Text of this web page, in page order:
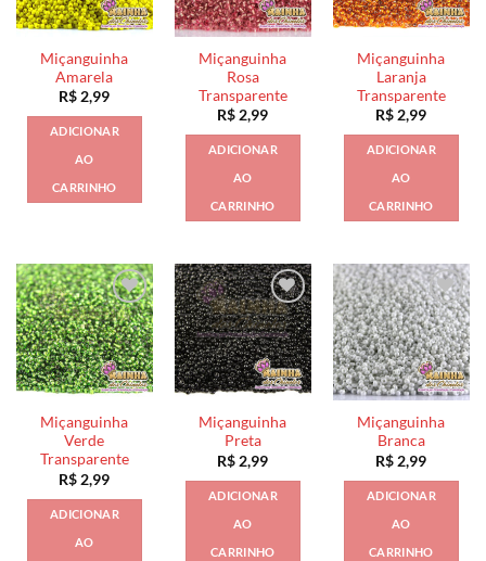
Miçanguinha
Amarela
R$ 2,99
ADICIONAR
AO
CARRINHO
Miçanguinha
Rosa
Transparente
R$ 2,99
ADICIONAR
AO
CARRINHO
Miçanguinha
Laranja
Transparente
R$ 2,99
ADICIONAR
AO
CARRINHO
Miçanguinha
Verde
Transparente
R$ 2,99
ADICIONAR
AO
Miçanguinha
Preta
R$ 2,99
ADICIONAR
AO
CARRINHO
Miçanguinha
Branca
R$ 2,99
ADICIONAR
AO
CARRINHO